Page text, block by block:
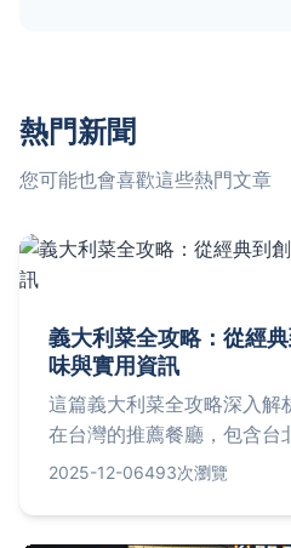
熱門新聞
您可能也會喜歡這些熱門文章
義大利菜全攻略：從經
味與實用資訊
這篇義大利菜全攻略深入解
在台灣的推薦餐廳，包含台
地址、價格和營業時間，並
到精通的各種需求。
2025-12-06493次瀏覽